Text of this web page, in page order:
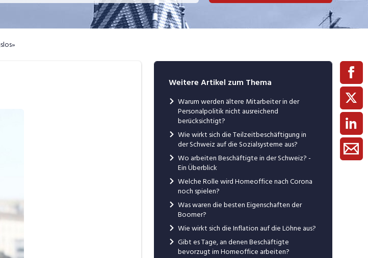
in eigener Sache
Weitere Artikel zum Thema
Warum werden ältere Mitarbeiter in der
Personalpolitik nicht ausreichend
berücksichtigt?
Wie wirkt sich die Teilzeitbeschäftigung in
der Schweiz auf die Sozialsysteme aus?
Wo arbeiten Beschäftigte in der Schweiz? -
Ein Überblick
Welche Rolle wird Homeoffice nach Corona
noch spielen?
Was waren die besten Eigenschaften der
Boomer?
Wie wirkt sich die Inflation auf die Löhne aus?
Gibt es Tage, an denen Beschäftigte
bevorzugt im Homeoffice arbeiten?